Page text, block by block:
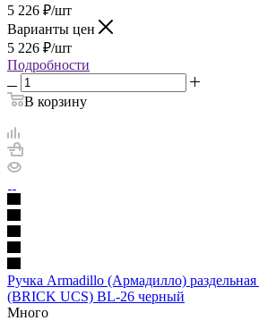
5 226 ₽/шт
Варианты цен
5 226 ₽/шт
Подробности
В корзину
Ручка Armadillo (Армадилло)
(BRICK UCS) BL-26 черный
Много